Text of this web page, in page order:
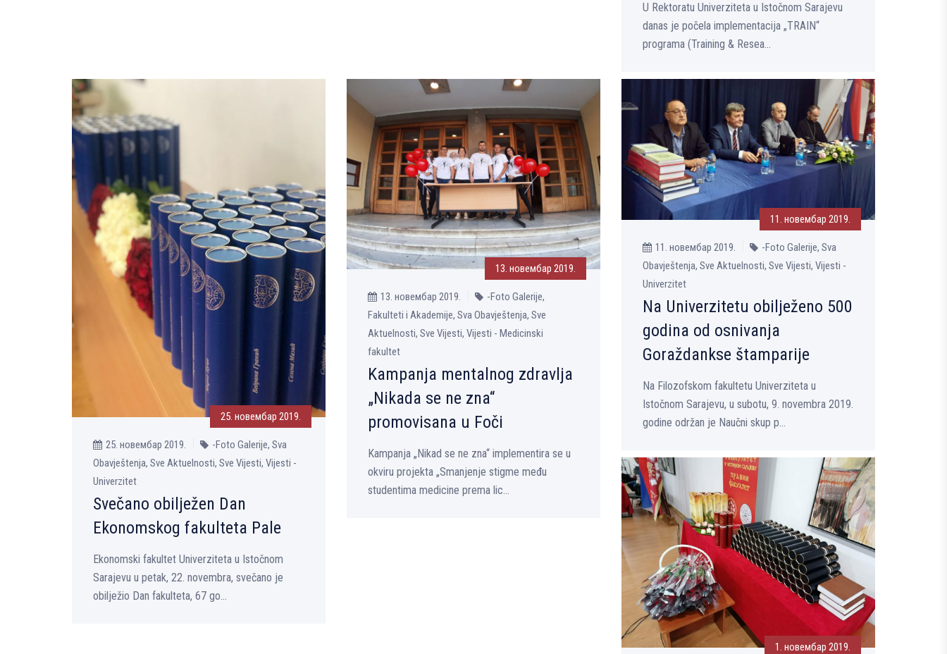
U Rektoratu Univerziteta u Istočnom Sarajevu
danas je počela implementacija „TRAIN“
programa (Training & Resea...
25. новембар 2019.
25. новембар 2019.
-Foto Galerije, Sva
Obavještenja, Sve Aktuelnosti, Sve Vijesti, Vijesti -
Univerzitet
Svečano obilјežen Dan
Ekonomskog fakulteta Pale
Ekonomski fakultet Univerziteta u Istočnom
Sarajevu u petak, 22. novembra, svečano je
obilјežio Dan fakulteta, 67 go...
13. новембар 2019.
13. новембар 2019.
-Foto Galerije,
Fakulteti i Akademije, Sva Obavještenja, Sve
Aktuelnosti, Sve Vijesti, Vijesti - Medicinski
fakultet
Kampanja mentalnog zdravlјa
„Nikada se ne zna“
promovisana u Foči
Kampanja „Nikad se ne zna“ implementira se u
okviru projekta „Smanjenje stigme među
studentima medicine prema lic...
11. новембар 2019.
11. новембар 2019.
-Foto Galerije, Sva
Obavještenja, Sve Aktuelnosti, Sve Vijesti, Vijesti -
Univerzitet
Na Univerzitetu obilјeženo 500
godina od osnivanja
Goraždankse štamparije
Na Filozofskom fakultetu Univerziteta u
Istočnom Sarajevu, u subotu, 9. novembra 2019.
godine održan je Naučni skup p...
1. новембар 2019.